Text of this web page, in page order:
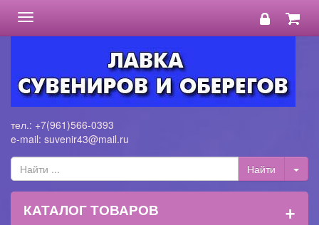
Toggle
navigation
тел.: +7(961)566-0393
e-mail: suvenir43@mail.ru
КАТАЛОГ ТОВАРОВ +